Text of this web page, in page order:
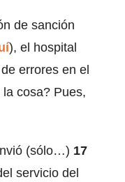
de sanción
), el hospital
errores en el
cosa? Pues,
(sólo…) 17
servicio del